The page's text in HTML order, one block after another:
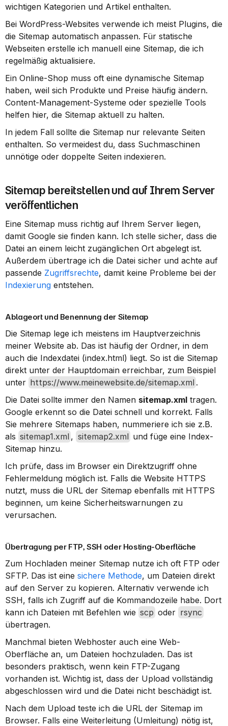
wichtigen Kategorien und Artikel enthalten.
Bei WordPress-Websites verwende ich meist Plugins, die
die Sitemap automatisch anpassen. Für statische
Webseiten erstelle ich manuell eine Sitemap, die ich
regelmäßig aktualisiere.
Ein Online-Shop muss oft eine dynamische Sitemap
haben, weil sich Produkte und Preise häufig ändern.
Content-Management-Systeme oder spezielle Tools
helfen hier, die Sitemap aktuell zu halten.
In jedem Fall sollte die Sitemap nur relevante Seiten
enthalten. So vermeidest du, dass Suchmaschinen
unnötige oder doppelte Seiten indexieren.
Sitemap bereitstellen und auf Ihrem Server
veröffentlichen
Eine Sitemap muss richtig auf Ihrem Server liegen,
damit Google sie finden kann. Ich stelle sicher, dass die
Datei an einem leicht zugänglichen Ort abgelegt ist.
Außerdem übertrage ich die Datei sicher und achte auf
passende Zugriffsrechte
Indexierung entstehen.
Ablageort und Benennung der Sitemap
Die Sitemap lege ich meistens im Hauptverzeichnis
meiner Website ab. Das ist häufig der Ordner, in dem
auch die Indexdatei (index.html) liegt. So ist die Sitemap
direkt unter der Hauptdomain erreichbar, zum Beispiel
unter https://www.meinewebsite.de/sitemap.xml .
Die Datei sollte immer den Namen sitemap.xml tragen.
Google erkennt so die Datei schnell und korrekt. Falls
Sie mehrere Sitemaps haben, nummeriere ich sie z.B.
als sitemap1.xml , sitemap2.xml und füge eine Index-
Sitemap hinzu.
Ich prüfe, dass im Browser ein Direktzugriff ohne
Fehlermeldung möglich ist. Falls die Website HTTPS
nutzt, muss die URL der Sitemap ebenfalls mit HTTPS
beginnen, um keine Sicherheitswarnungen zu
verursachen.
Übertragung per FTP, SSH oder Hosting-Oberfläche
Zum Hochladen meiner Sitemap nutze ich oft FTP oder
SFTP. Das ist eine sichere Methode, um Dateien direkt
auf den Server zu kopieren. Alternativ verwende ich
SSH, falls ich Zugriff auf die Kommandozeile habe. Dort
kann ich Dateien mit Befehlen wie scp oder rsync
übertragen.
Manchmal bieten Webhoster auch eine Web-
Oberfläche an, um Dateien hochzuladen. Das ist
besonders praktisch, wenn kein FTP-Zugang
vorhanden ist. Wichtig ist, dass der Upload vollständig
abgeschlossen wird und die Datei nicht beschädigt ist.
Nach dem Upload teste ich die URL der Sitemap im
Browser. Falls eine Weiterleitung (Umleitung) nötig ist,